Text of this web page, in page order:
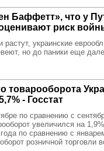
Баффетт», что у
риск
растут, украинские
но до паники еще
товарооборота
- Госстат
по сравнению с
увеличился на
по сравнению с
розничной торговли